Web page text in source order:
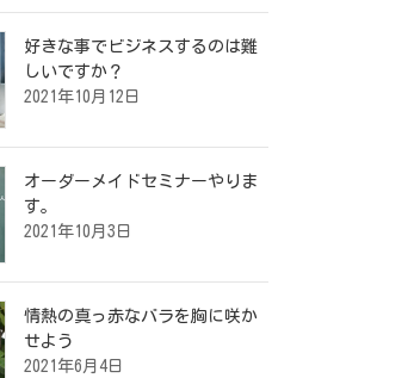
好きな事でビジネスするのは難
しいですか？
2021年10月12日
オーダーメイドセミナーやりま
す。
2021年10月3日
情熱の真っ赤なバラを胸に咲か
せよう
2021年6月4日